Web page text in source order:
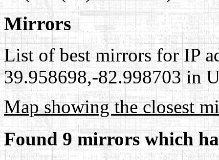
Mirrors
List of best mirrors for IP
39.958698,-82.998703 in
Map showing the closest
Found 9 mirrors which